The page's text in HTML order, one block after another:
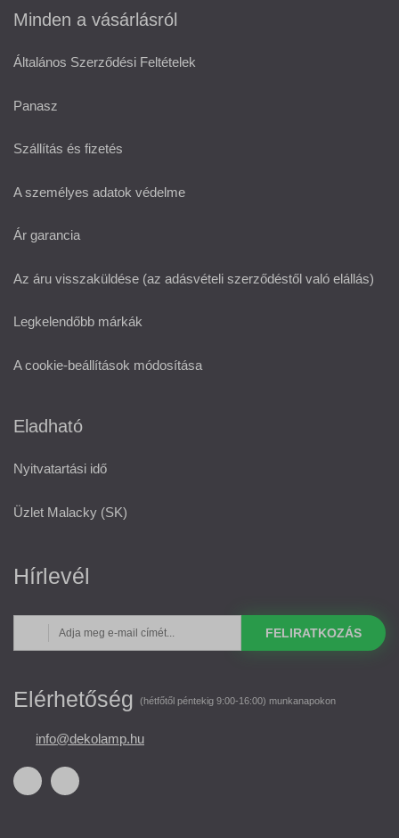
Minden a vásárlásról
Általános Szerződési Feltételek
Panasz
Szállítás és fizetés
A személyes adatok védelme
Ár garancia
Az áru visszaküldése (az adásvételi szerződéstől való elállás)
Legkelendőbb márkák
A cookie-beállítások módosítása
Eladható
Nyitvatartási idő
Üzlet Malacky (SK)
Hírlevél
FELIRATKOZÁS
Elérhetőség (hétfőtől péntekig 9:00-16:00) munkanapokon
info@dekolamp.hu